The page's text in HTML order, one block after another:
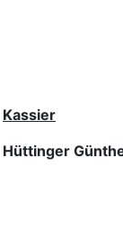
Kassier
Hüttinger